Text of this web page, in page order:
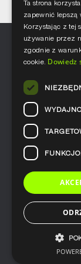
Home
Ta strona
zapewnić lepszą
Korzystając z tej
używanie przez
zgodnie z
cookie. Dowiedz